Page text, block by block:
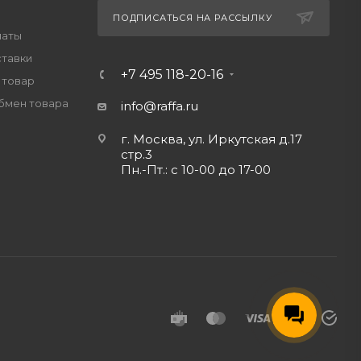
товара
ПОДПИСАТЬСЯ НА РАССЫЛКУ
+7 495 118-20-16
info@raffa.ru
г. Москва, ул. Иркутская д.17
стр.3
Пн.-Пт.: с 10-00 до 17-00